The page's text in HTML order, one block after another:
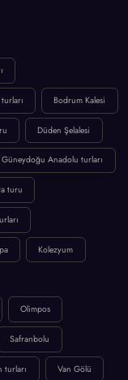
Bodrum Kalesi
Düden Şelalesi
Güneydoğu Anadolu turları
turu
Kolezyum
Olimpos
Safranbolu
turları Van Gölü